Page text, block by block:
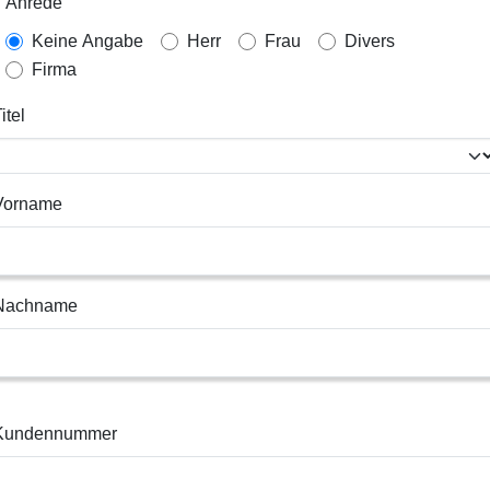
Keine Angabe Herr Frau
Divers
Firma